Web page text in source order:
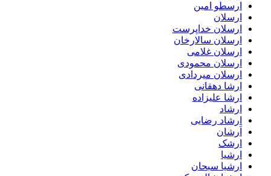
ارسطو امین
ارسلان
ارسلان خداپرست
ارسلان سالارخان
ارسلان غلامی
ارسلان محمودی
ارسلان میردادی
ارشا دهقانی
ارشا علیزاده
ارشاد
ارشاد رضایی
اَرشان
ارشک
ارشیا
ارشیا سبحان